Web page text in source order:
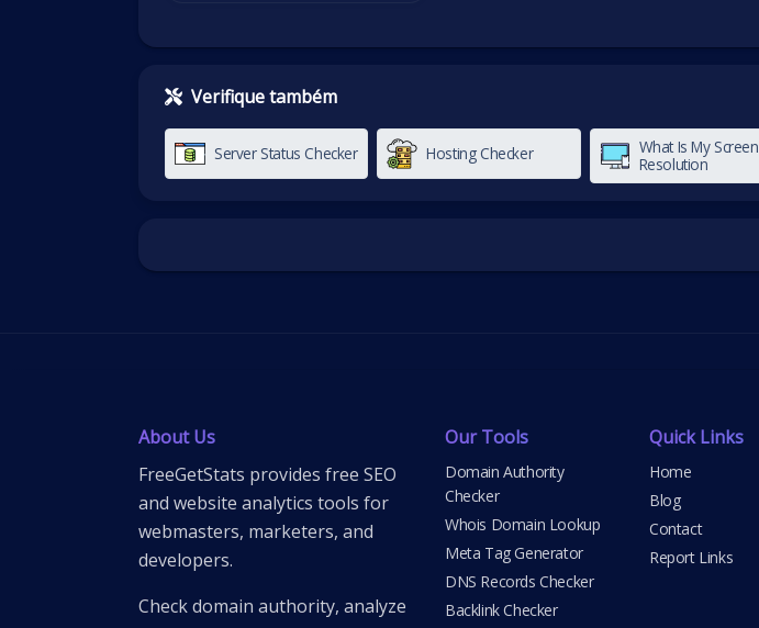
Verifique também
Server Status Checker Hosting Checker
What Is My Screen
Resolution
About Us
FreeGetStats provides free SEO
and website analytics tools for
webmasters, marketers, and
developers.
Check domain authority, analyze
Our Tools
Domain Authority
Checker
Whois Domain Lookup
Meta Tag Generator
DNS Records Checker
Backlink Checker
Quick Links
Home
Blog
Contact
Report Links